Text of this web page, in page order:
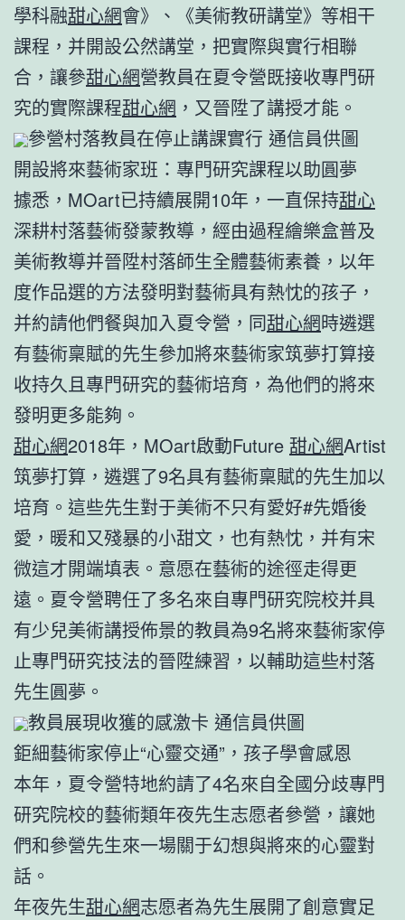
學科融甜心網會》、《美術教研講堂》等相干
課程，并開設公然講堂，把實際與實行相聯
合，讓參甜心網營教員在夏令營既接收專門研
究的實際課程甜心網 ，又晉陞了講授才能。
參營村落教員在停止講課實行 通信員供圖
開設將來藝術家班：專門研究課程以助圓夢
據悉，MOart已持續展開10年，一直保持甜心
深耕村落藝術發蒙教導，經由過程繪樂盒普及
美術教導并晉陞村落師生全體藝術素養，以年
度作品選的方法發明對藝術具有熱忱的孩子，
并約請他們餐與加入夏令營，同甜心網時遴選
有藝術稟賦的先生參加將來藝術家筑夢打算接
收持久且專門研究的藝術培育，為他們的將來
發明更多能夠。
甜心網2018年，MOart啟動Future 甜心網Artist
筑夢打算，遴選了9名具有藝術稟賦的先生加以
培育。這些先生對于美術不只有愛好#先婚後
愛，暖和又殘暴的小甜文，也有熱忱，并有宋
微這才開端填表。意愿在藝術的途徑走得更
遠。夏令營聘任了多名來自專門研究院校并具
有少兒美術講授佈景的教員為9名將來藝術家停
止專門研究技法的晉陞練習，以輔助這些村落
先生圓夢。
教員展現收獲的感激卡 通信員供圖
鉅細藝術家停止“心靈交通”，孩子學會感恩
本年，夏令營特地約請了4名來自全國分歧專門
研究院校的藝術類年夜先生志愿者參營，讓她
們和參營先生來一場關于幻想與將來的心靈對
話。
年夜先生甜心網志愿者為先生展開了創意實足